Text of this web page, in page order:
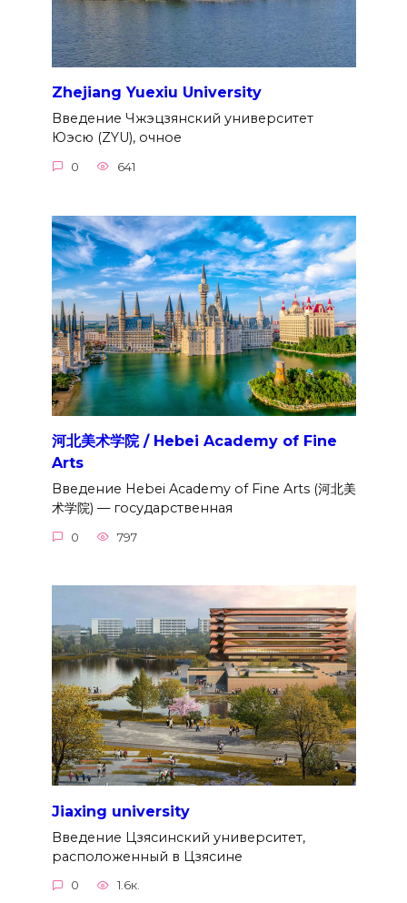
Zhejiang Yuexiu University
Введение Чжэцзянский университет
Юэсю (ZYU), очное
0 641
河北美术学院 / Hebei Academy of Fine
Arts
Введение Hebei Academy of Fine Arts (河北美
术学院) — государственная
0 797
Jiaxing university
Введение Цзясинский университет,
расположенный в Цзясине
0 1.6к.